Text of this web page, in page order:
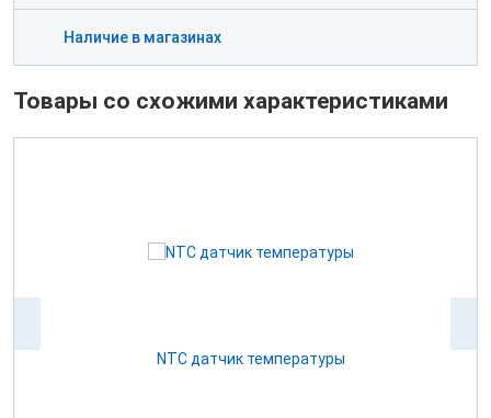
Наличие в магазинах
Товары со схожими характеристиками
NTC датчик температуры